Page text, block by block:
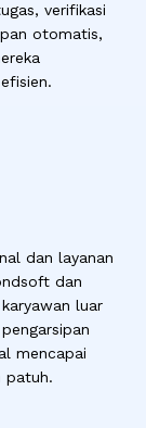
verifikasi
otomatis,
dan layanan
dan
luar
mencapai
patuh.